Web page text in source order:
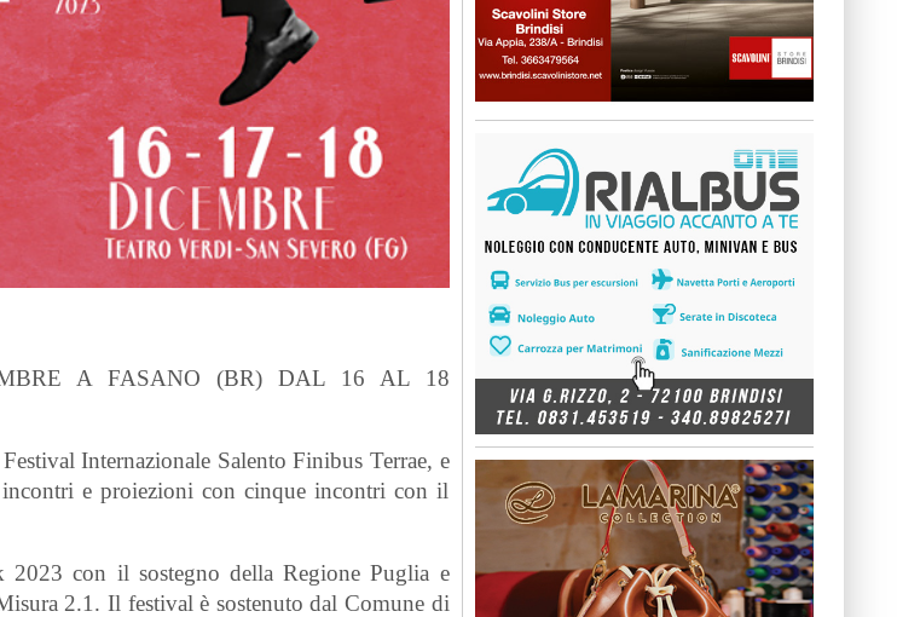
A FASANO (BR) DAL 16 AL 18
Internazionale Salento Finibus Terrae, e
e proiezioni con cinque incontri con il
2023 con il sostegno della Regione Puglia e
2.1. Il festival è sostenuto dal Comune di